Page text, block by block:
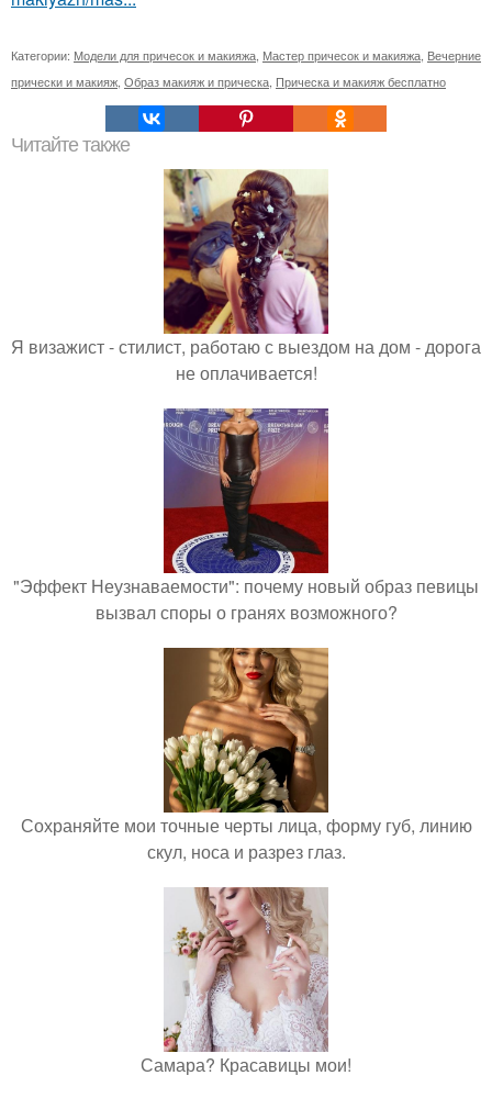
Категории: Модели для причесок и макияжа Мастер причесок и макияжа Вечерние
прически и макияж Образ макияж и прическа Прическа и макияж бесплатно
Читайте также
Я визажист - стилист, работаю с выездом на дом - дорога
не оплачивается!
"Эффект Неузнаваемости": почему новый образ певицы
вызвал споры о гранях возможного?
Сохраняйте мои точные черты лица, форму губ, линию
скул, носа и разрез глаз.
Самара? Красавицы мои!